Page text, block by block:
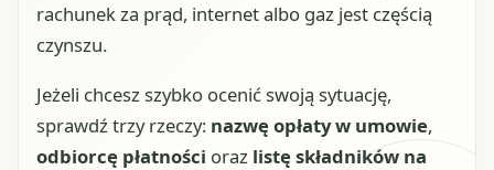
rachunek za prąd, internet albo gaz jest częścią
czynszu.
Jeżeli chcesz szybko ocenić swoją sytuację,
sprawdź trzy rzeczy: nazwę opłaty w umowie,
odbiorcę płatności oraz listę składników na